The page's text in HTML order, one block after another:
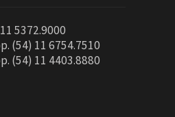
5372.9000
(54) 11 6754.7510
(54) 11 4403.8880